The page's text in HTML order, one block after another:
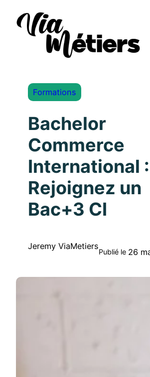
Formations
Bachelor
Commerce
International :
Rejoignez un
Bac+3 CI
Jeremy ViaMetiers
Publié le 26